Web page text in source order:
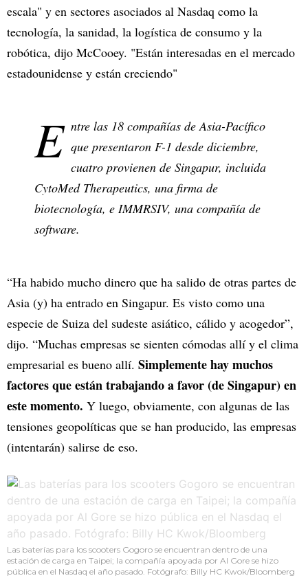
escala" y en sectores asociados al Nasdaq como la
tecnología, la sanidad, la logística de consumo y la
robótica, dijo McCooey. "Están interesadas en el mercado
estadounidense y están creciendo"
E ntre las 18 compañías de Asia-Pacífico
que presentaron F-1 desde diciembre,
cuatro provienen de Singapur, incluida
CytoMed Therapeutics, una firma de
biotecnología, e IMMRSIV, una compañía de
software.
“Ha habido mucho dinero que ha salido de otras partes de
Asia (y) ha entrado en Singapur. Es visto como una
especie de Suiza del sudeste asiático, cálido y acogedor”,
dijo. “Muchas empresas se sienten cómodas allí y el clima
empresarial es bueno allí. Simplemente hay muchos
factores que están trabajando a favor (de Singapur) en
este momento. Y luego, obviamente, con algunas de las
tensiones geopolíticas que se han producido, las empresas
(intentarán) salirse de eso.
Las baterías para los scooters Gogoro se encuentran dentro de una
estación de carga en Taipei; la compañía apoyada por Al Gore se hizo
pública en el Nasdaq el año pasado. Fotógrafo: Billy HC Kwok/Bloomberg